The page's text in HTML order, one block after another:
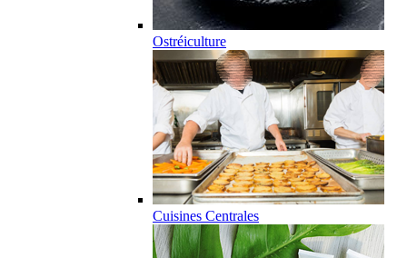
Ostréiculture
Cuisines Centrales